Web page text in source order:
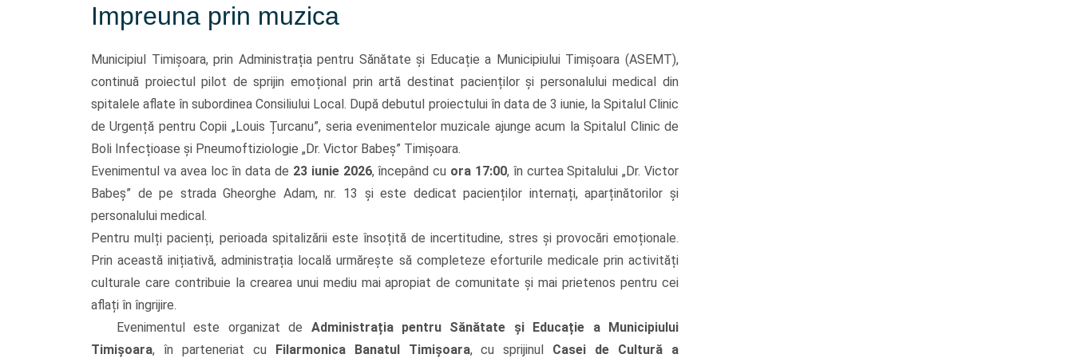
Impreuna prin muzica
Municipiul Timișoara, prin Administrația pentru Sănătate și Educație a Municipiului Timișoara (ASEMT),
continuă proiectul pilot de sprijin emoțional prin artă destinat pacienților și personalului medical din
spitalele aflate în subordinea Consiliului Local. După debutul proiectului în data de 3 iunie, la Spitalul Clinic
de Urgență pentru Copii „Louis Țurcanu”, seria evenimentelor muzicale ajunge acum la Spitalul Clinic de
Boli Infecțioase și Pneumoftiziologie „Dr. Victor Babeș” Timișoara.
Evenimentul va avea loc în data de 23 iunie 2026, începând cu ora 17:00, în curtea Spitalului „Dr. Victor
Babeș” de pe strada Gheorghe Adam, nr. 13 și este dedicat pacienților internați, aparținătorilor și
personalului medical.
Pentru mulți pacienți, perioada spitalizării este însoțită de incertitudine, stres și provocări emoționale.
Prin această inițiativă, administrația locală urmărește să completeze eforturile medicale prin activități
culturale care contribuie la crearea unui mediu mai apropiat de comunitate și mai prietenos pentru cei
aflați în îngrijire.
Evenimentul este organizat de Administrația pentru Sănătate și Educație a Municipiului
Timișoara, în parteneriat cu Filarmonica Banatul Timișoara, cu sprijinul Casei de Cultură a